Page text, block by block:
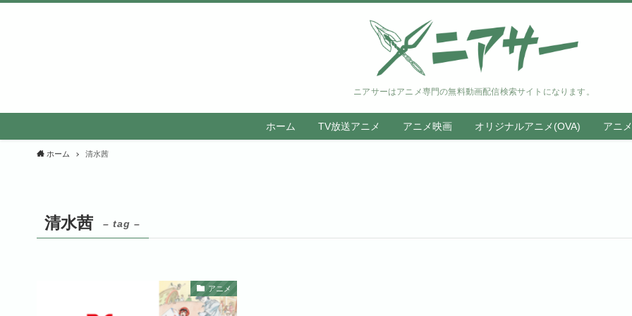
ニアサーはアニメ専門の無料動画配信検索サイトになります。
ホーム TV放送アニメ アニメ映画 オリジナルアニメ(OVA) アニ
ホーム 清水茜
清水茜 – tag –
アニメ